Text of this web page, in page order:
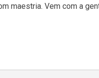
maestria. Vem com a